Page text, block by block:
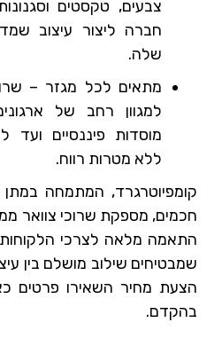
צבעים, טקסטים
חברה ליצור עיצוב
שלה.
מתאים לכל מגזר –
למגוון רחב של
מוסדות פיננסיים ועד
ללא מטרות רווח.
קומפיוטרגרד, המתמחה במתן
חכמים, מספקת שרוכי צוואר
התאמה מלאה לצרכי הלקוחות
שמבטיחים שילוב מושלם בין
הצעת מחיר השאירו פרטים
בהקדם.